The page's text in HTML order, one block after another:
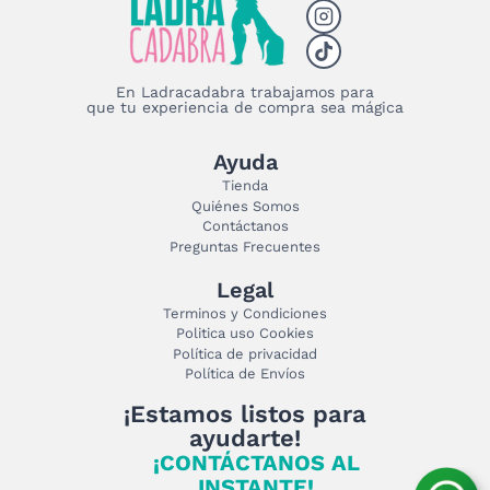
En Ladracadabra trabajamos para
que tu experiencia de compra sea mágica
Ayuda
Tienda
Quiénes Somos
Contáctanos
Preguntas Frecuentes
Legal
Terminos y Condiciones
Politica uso Cookies
Política de privacidad
Política de Envíos
¡Estamos listos para
ayudarte!
¡CONTÁCTANOS AL